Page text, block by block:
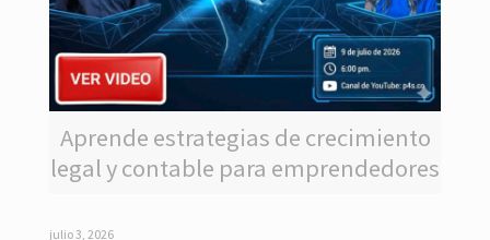
Aprende estrategias de crecimiento
legal y contable para emprendedores
julio 3, 2026